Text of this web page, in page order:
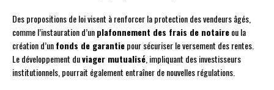
Des propositions de loi visent à renforcer la protection des vendeurs âgés,
comme l’instauration d’unplafonnement des frais de notaireou la
création d’unfonds de garantiepour sécuriser le versement des rentes.
Le développement duviager mutualisé , impliquant des investisseurs
institutionnels, pourrait également entraîner de nouvelles régulations.